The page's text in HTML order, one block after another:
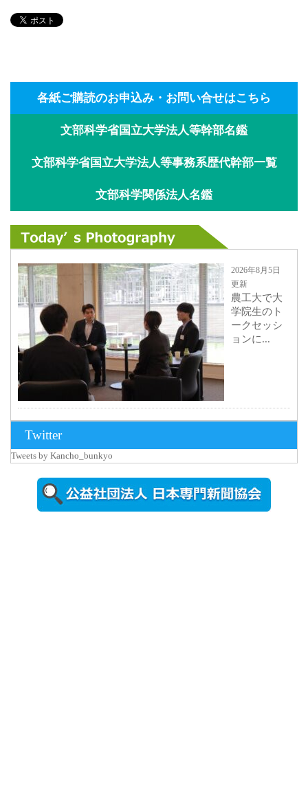
各紙ご購読のお申込み・お問い合せはこちら
文部科学省国立大学法人等幹部名鑑
文部科学省国立大学法人等事務系歴代幹部一覧
文部科学関係法人名鑑
2026年8月5日
更新
農工大で大
学院生のト
ークセッシ
ョンに...
ォトスポッ
ト （8...
Twitter
Tweets by Kancho_bunkyo